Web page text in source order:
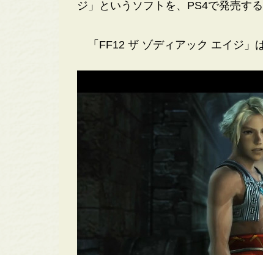
ジ」というソフトを、PS4で発売す
「FF12 ザ ゾディアック エイジ」